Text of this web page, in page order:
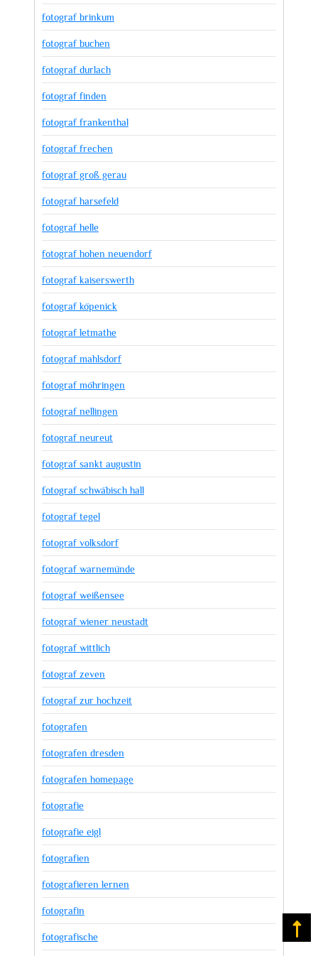
fotograf brinkum
fotograf buchen
fotograf durlach
fotograf finden
fotograf frankenthal
fotograf frechen
fotograf groß gerau
fotograf harsefeld
fotograf helle
fotograf hohen neuendorf
fotograf kaiserswerth
fotograf köpenick
fotograf letmathe
fotograf mahlsdorf
fotograf möhringen
fotograf nellingen
fotograf neureut
fotograf sankt augustin
fotograf schwäbisch hall
fotograf tegel
fotograf volksdorf
fotograf warnemünde
fotograf weißensee
fotograf wiener neustadt
fotograf wittlich
fotograf zeven
fotograf zur hochzeit
fotografen
fotografen dresden
fotografen homepage
fotografie
fotografie eigl
fotografien
fotografieren lernen
fotografin
fotografische